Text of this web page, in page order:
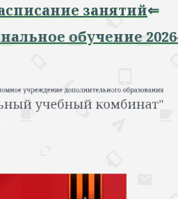
Расписание занятий
обучение